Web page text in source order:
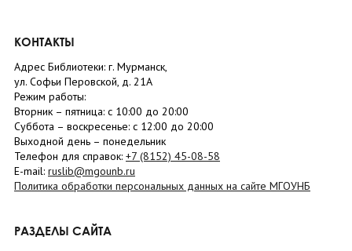
КОНТАКТЫ
Адрес Библиотеки: г. Мурманск,
ул. Софьи Перовской, д. 21А
Режим работы:
Вторник – пятница: с 10:00 до 20:00
Суббота – воскресенье: c 12:00 до 20:00
Выходной день – понедельник
Телефон для справок: +7 (8152) 45-08-58
E-mail: ruslib@mgounb.ru
Политика обработки персональных данных на сайте МГОУНБ
РАЗДЕЛЫ САЙТА